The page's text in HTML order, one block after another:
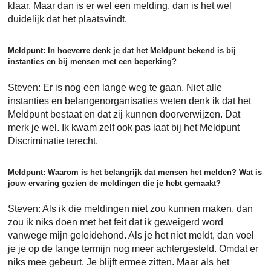
klaar. Maar dan is er wel een melding, dan is het wel
duidelijk dat het plaatsvindt.
Meldpunt: In hoeverre denk je dat het Meldpunt bekend is bij
instanties en bij mensen met een beperking?
Steven: Er is nog een lange weg te gaan. Niet alle
instanties en belangenorganisaties weten denk ik dat het
Meldpunt bestaat en dat zij kunnen doorverwijzen. Dat
merk je wel. Ik kwam zelf ook pas laat bij het Meldpunt
Discriminatie terecht.
Meldpunt: Waarom is het belangrijk dat mensen het melden? Wat is
jouw ervaring gezien de meldingen die je hebt gemaakt?
Steven: Als ik die meldingen niet zou kunnen maken, dan
zou ik niks doen met het feit dat ik geweigerd word
vanwege mijn geleidehond. Als je het niet meldt, dan voel
je je op de lange termijn nog meer achtergesteld. Omdat er
niks mee gebeurt. Je blijft ermee zitten. Maar als het